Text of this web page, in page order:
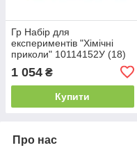
Гр Набір для
експериментів "Хімічні
приколи" 10114152У (18)
коробці
1 054 ₴
Купити
Про нас